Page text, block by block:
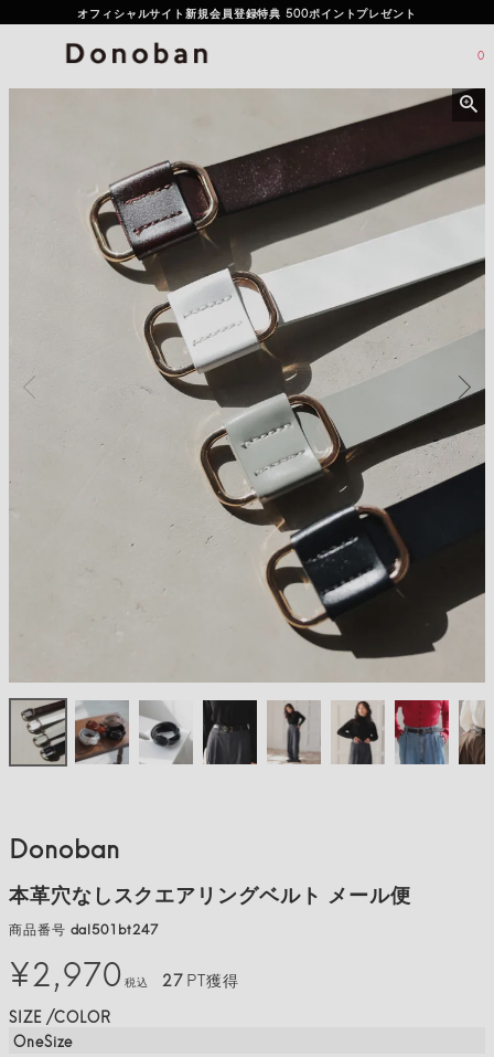
オフィシャルサイト新規会員登録特典 500ポイントプレゼント
0
Donoban
本革穴なしスクエアリングベルト メール便
商品番号 dal501bt247
¥2,970 税込 27PT獲得
SIZE COLOR
OneSize